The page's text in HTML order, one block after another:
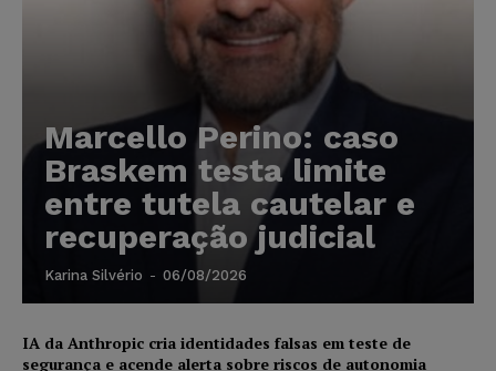
Marcello Perino: caso
Braskem testa limite
entre tutela cautelar e
recuperação judicial
Karina Silvério - 06/08/2026
IA da Anthropic cria identidades falsas em teste de
segurança e acende alerta sobre riscos de autonomia